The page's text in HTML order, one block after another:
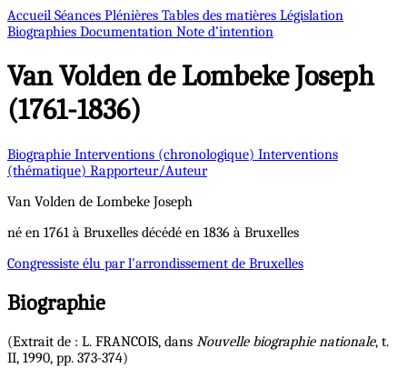
Accueil Séances Plénières Tables des matières Législation
Biographies Documentation Note d’intention
Van Volden de LombekeJoseph
(1761-1836)
Biographie Interventions (chronologique) Interventions
(thématique) Rapporteur/Auteur
Van Volden de Lombeke Joseph
né en 1761 à Bruxelles décédé en 1836 à Bruxelles
Congressiste élu par l'arrondissement de Bruxelles
Biographie
(Extrait de : L. FRANCOIS, dans Nouvelle biographie nationale, t.
II, 1990, pp. 373-374)